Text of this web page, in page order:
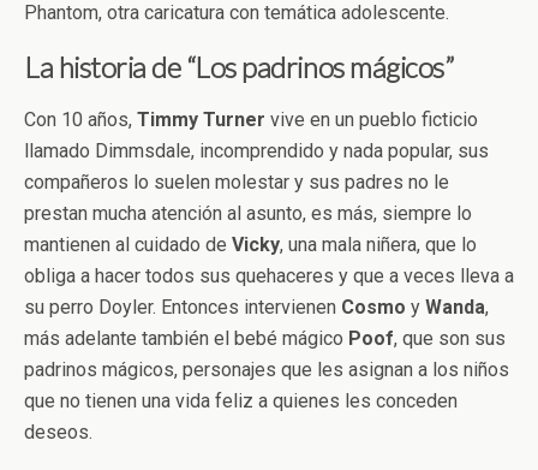
Phantom, otra caricatura con temática adolescente.
La historia de “Los padrinos mágicos”
Con 10 años, Timmy Turner vive en un pueblo ficticio
llamado Dimmsdale, incomprendido y nada popular, sus
compañeros lo suelen molestar y sus padres no le
prestan mucha atención al asunto, es más, siempre lo
mantienen al cuidado de Vicky, una mala niñera, que lo
obliga a hacer todos sus quehaceres y que a veces lleva a
su perro Doyler. Entonces intervienen Cosmo y Wanda,
más adelante también el bebé mágico Poof, que son sus
padrinos mágicos, personajes que les asignan a los niños
que no tienen una vida feliz a quienes les conceden
deseos.